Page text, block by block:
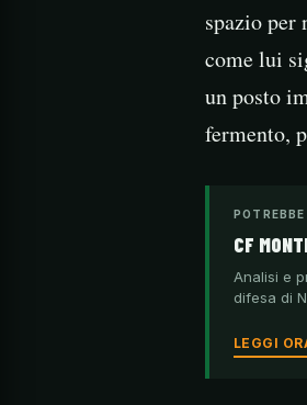
spazio per
come lui
un posto
fermento,
CF
Analisi e
difesa di
LEGGI